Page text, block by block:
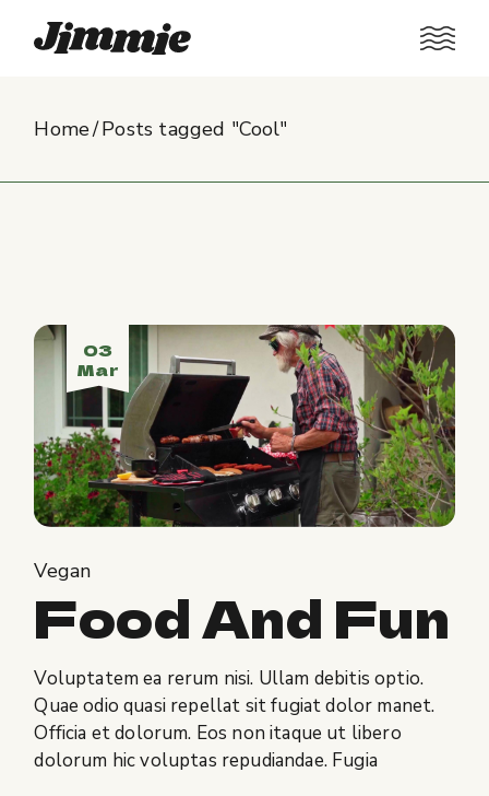
Home Posts tagged "Cool"
03
Mar
Vegan
Food And Fun
Voluptatem ea rerum nisi. Ullam debitis optio.
Quae odio quasi repellat sit fugiat dolor manet.
Officia et dolorum. Eos non itaque ut libero
dolorum hic voluptas repudiandae. Fugia